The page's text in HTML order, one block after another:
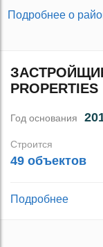
Подробнее о
ЗАСТРОЙЩИК
PROPERTIES
Год основания
Строится
49 объектов
Подробнее